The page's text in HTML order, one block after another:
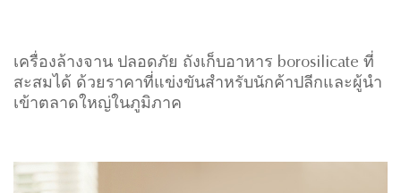
เครื่องล้างจาน ปลอดภัย ถังเก็บอาหาร borosilicate ที่
สะสมได้ ด้วยราคาที่แข่งขันสําหรับนักค้าปลีกและผู้นํา
เข้าตลาดใหญ่ในภูมิภาค